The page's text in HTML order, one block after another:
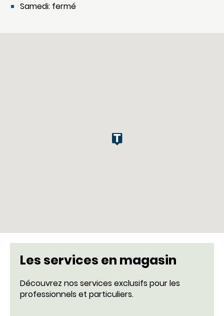
Samedi: fermé
Les services en magasin
Découvrez nos services exclusifs pour les
professionnels et particuliers.